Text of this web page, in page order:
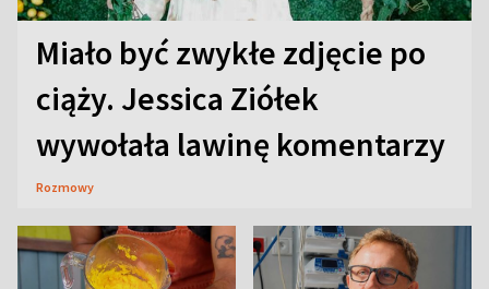
Miało być zwykłe zdjęcie po
ciąży. Jessica Ziółek
wywołała lawinę komentarzy
Rozmowy